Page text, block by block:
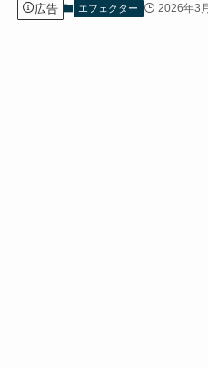
広告 エフェクター 2026年3